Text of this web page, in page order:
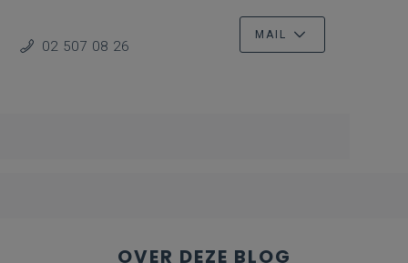
02 507 08 26
MAIL
OVER DEZE BLOG